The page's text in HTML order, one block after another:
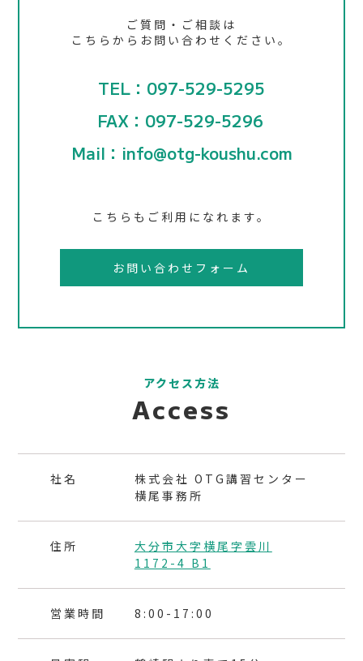
ご質問・ご相談は
こちらからお問い合わせください。
TEL：097-529-5295
FAX：097-529-5296
Mail：info@otg-koushu.com
こちらもご利用になれます。
お問い合わせフォーム
アクセス方法
Access
社名
株式会社 OTG講習センター
横尾事務所
住所
大分市大字横尾字雲川
1172-4 B1
営業時間 8:00-17:00